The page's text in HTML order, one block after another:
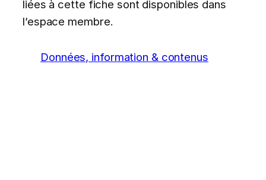
liées à cette fiche sont disponibles dans
l’espace membre.
Données, information & contenus